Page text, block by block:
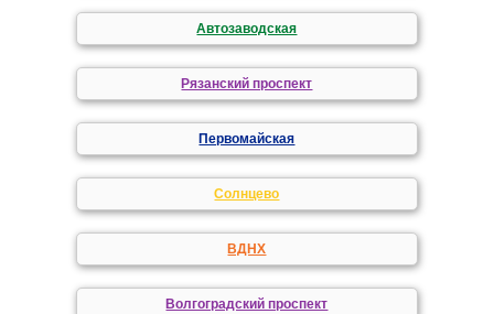
Автозаводская
Рязанский проспект
Первомайская
Солнцево
ВДНХ
Волгоградский проспект